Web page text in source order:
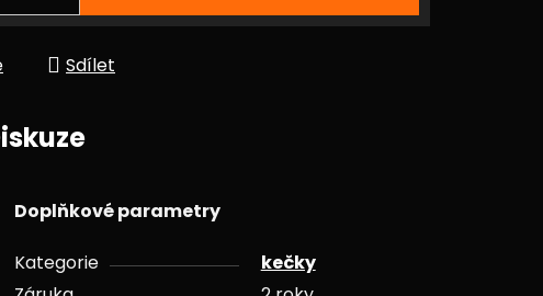
Sdílet
Doplňkové parametry
Kategorie
kečky